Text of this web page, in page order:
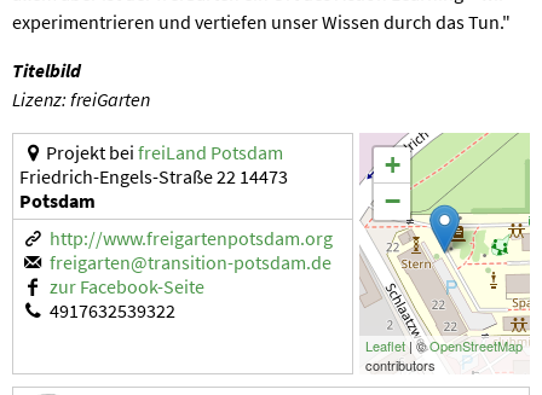
experimentrieren und vertiefen unser Wissen durch das Tun."
Titelbild
Lizenz: freiGarten
+
−
Leaflet| ©OpenStreetMap
contributors
Projekt beifreiLand Potsdam
Friedrich-Engels-Straße 22 14473
Potsdam
http://www.freigartenpotsdam.org
freigarten@transition-potsdam.de
zur Facebook-Seite
4917632539322